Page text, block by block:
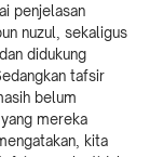
penjelasan
nuzul, sekaligus
didukung
tafsir
belum
mereka
kita